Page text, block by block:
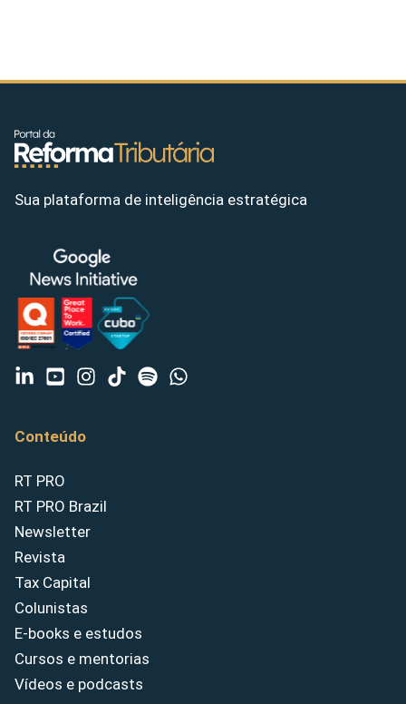
Sua plataforma de inteligência estratégica
Conteúdo
RT PRO
RT PRO Brazil
Newsletter
Revista
Tax Capital
Colunistas
E-books e estudos
Cursos e mentorias
Vídeos e podcasts